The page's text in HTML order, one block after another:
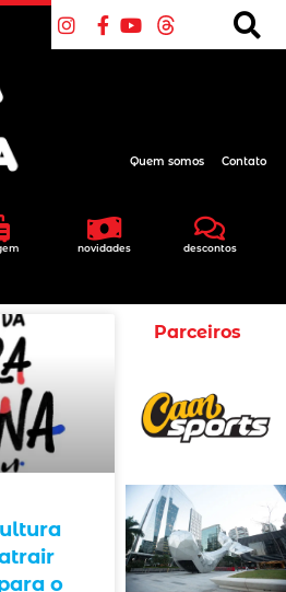
novidades descontos
Quem somos Contato
o
Parceiros